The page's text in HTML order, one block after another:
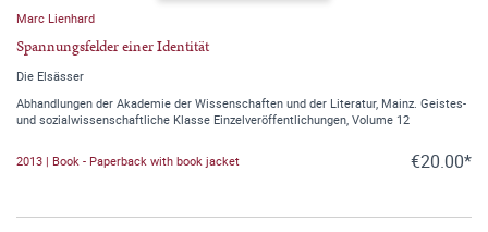
Marc Lienhard
Spannungsfelder einer Identität
Die Elsässer
Abhandlungen der Akademie der Wissenschaften und der Literatur, Mainz. Geistes-
und sozialwissenschaftliche Klasse Einzelveröffentlichungen, Volume 12
2013 | Book - Paperback with book jacket €20.00*